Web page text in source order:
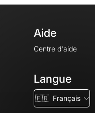
Aide
Centre d'aide
Langue
🇫🇷 Français